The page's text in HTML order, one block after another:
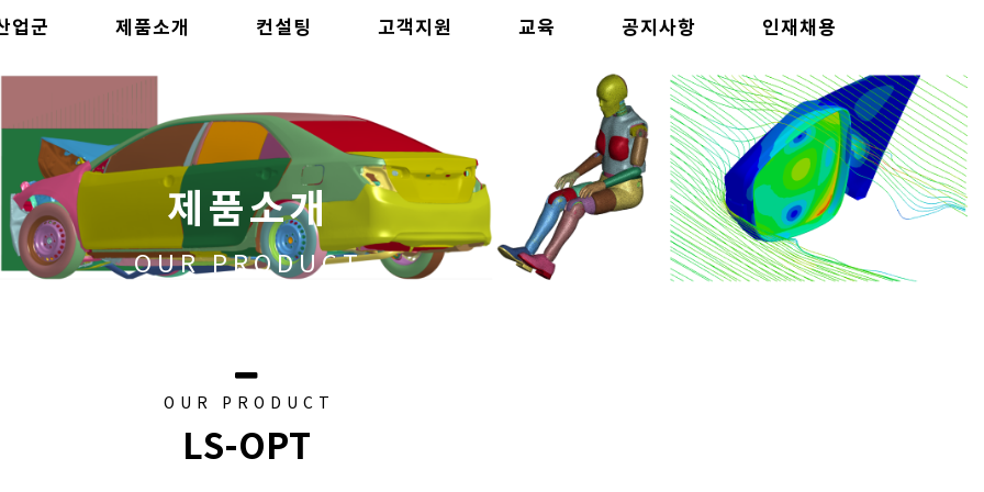
업군 제품소개 컨설팅 고객지원 교육 공지사항 인재채용
제품소개
OUR PRODUCT
OUR PRODUCT
LS-OPT